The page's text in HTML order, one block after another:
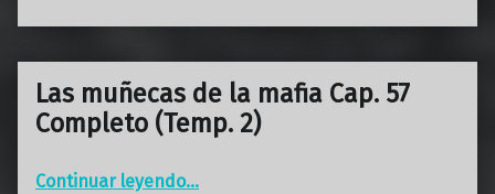
Las muñecas de la mafia Cap. 57
Completo (Temp. 2)
Continuar leyendo“Las muñecas de la mafia Cap. 57 Completo (Temp. 2)”
…